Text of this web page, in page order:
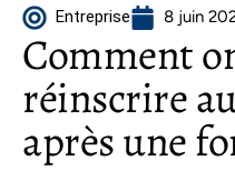
Entreprise 8 juin
Comment
réinscrire
après une